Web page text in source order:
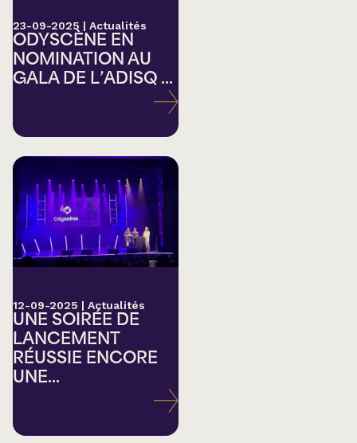
23-09-2025 | Actualités
ODYSCÈNE EN
NOMINATION AU
GALA DE L’ADISQ ...
12-09-2025 | Actualités
UNE SOIRÉE DE
LANCEMENT
RÉUSSIE ENCORE
UNE...